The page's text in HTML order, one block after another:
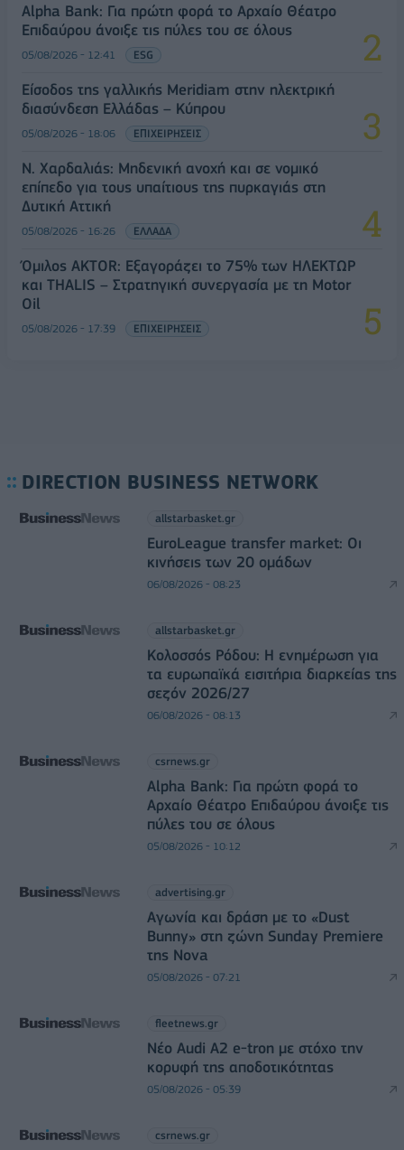
Alpha Bank: Για πρώτη φορά το Αρχαίο Θέατρο
Επιδαύρου άνοιξε τις πύλες του σε όλους
05/08/2026 - 12:41 ESG
Είσοδος της γαλλικής Meridiam στην ηλεκτρική
διασύνδεση Ελλάδας – Κύπρου
05/08/2026 - 18:06 ΕΠΙΧΕΙΡΗΣΕΙΣ
Ν. Χαρδαλιάς: Μηδενική ανοχή και σε νομικό
επίπεδο για τους υπαίτιους της πυρκαγιάς στη
Δυτική Αττική
05/08/2026 - 16:26 ΕΛΛΑΔΑ
Όμιλος AKTOR: Εξαγοράζει το 75% των ΗΛΕΚΤΩΡ
και THALIS – Στρατηγική συνεργασία με τη Motor
Oil
05/08/2026 - 17:39 ΕΠΙΧΕΙΡΗΣΕΙΣ
DIRECTION BUSINESS NETWORK
allstarbasket.gr
EuroLeague transfer market: Οι
κινήσεις των 20 ομάδων
06/08/2026 - 08:23
allstarbasket.gr
Κολοσσός Ρόδου: Η ενημέρωση για
τα ευρωπαϊκά εισιτήρια διαρκείας της
σεζόν 2026/27
06/08/2026 - 08:13
csrnews.gr
Alpha Bank: Για πρώτη φορά το
Αρχαίο Θέατρο Επιδαύρου άνοιξε τις
πύλες του σε όλους
05/08/2026 - 10:12
advertising.gr
Αγωνία και δράση με το «Dust
Bunny» στη ζώνη Sunday Premiere
της Nova
05/08/2026 - 07:21
fleetnews.gr
Νέο Audi A2 e-tron με στόχο την
κορυφή της αποδοτικότητας
05/08/2026 - 05:39
csrnews.gr